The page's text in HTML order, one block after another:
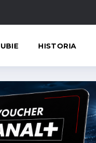
HISTORIA